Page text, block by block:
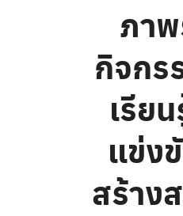
ภา
กิจกร
เรีย
แข่ง
สร้าง